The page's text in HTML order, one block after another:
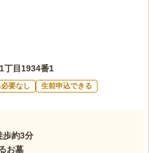
丁目1934番1
要なし
生前申込できる
歩約3分
お墓